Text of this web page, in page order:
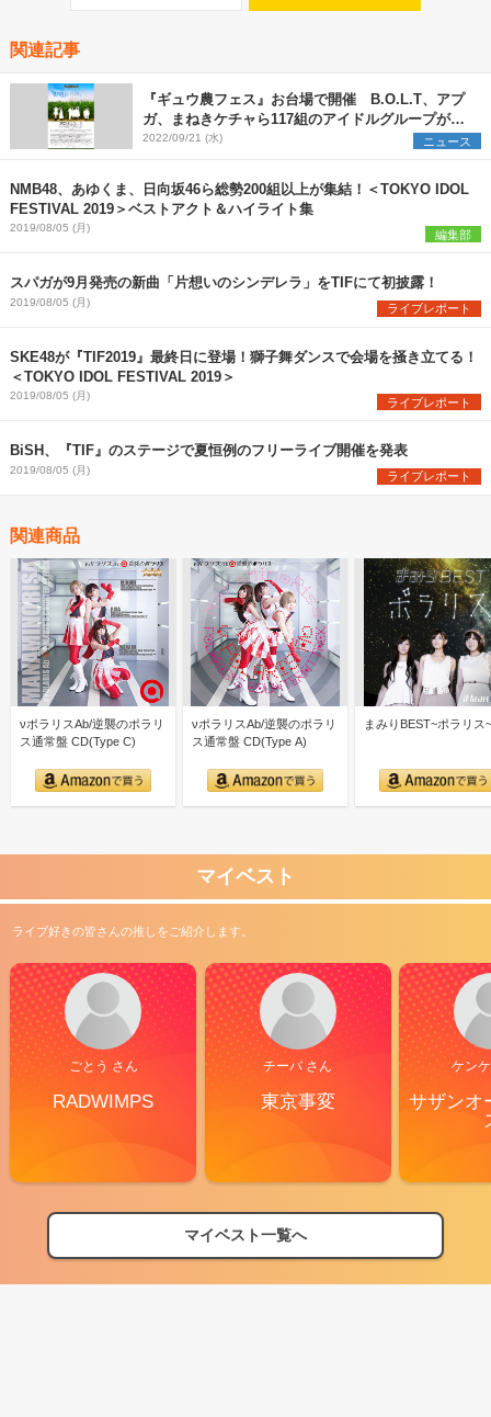
関連記事
『ギュウ農フェス』お台場で開催 B.O.L.T、アプ
ガ、まねきケチャら117組のアイドルグループが出
演決定
2022/09/21 (水) ニュース
NMB48、あゆくま、日向坂46ら総勢200組以上が集結！＜TOKYO IDOL
FESTIVAL 2019＞ベストアクト＆ハイライト集
2019/08/05 (月) 編集部
スパガが9月発売の新曲「片想いのシンデレラ」をTIFにて初披露！
2019/08/05 (月) ライブレポート
SKE48が『TIF2019』最終日に登場！獅子舞ダンスで会場を掻き立てる！
＜TOKYO IDOL FESTIVAL 2019＞
2019/08/05 (月) ライブレポート
BiSH、『TIF』のステージで夏恒例のフリーライブ開催を発表
2019/08/05 (月) ライブレポート
関連商品
νポラリスAb/逆襲のポラリ
ス通常盤 CD(Type C)
νポラリスAb/逆襲のポラリ
ス通常盤 CD(Type A)
まみりBEST~ポラリス~
マイベスト
ライブ好きの皆さんの推しをご紹介します。
ごとう さん
RADWIMPS
チーバ さん
東京事変
ケン
サザンオ
マイベスト一覧へ